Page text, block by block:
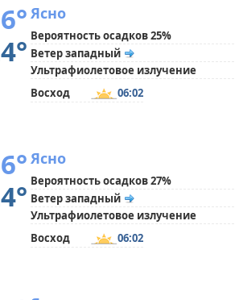
Ясно
Вероятность осадков 25%
Ветер западный
Ультрафиолетовое излучение
Восход
06:02
Ясно
Вероятность осадков 27%
Ветер западный
Ультрафиолетовое излучение
Восход
06:02